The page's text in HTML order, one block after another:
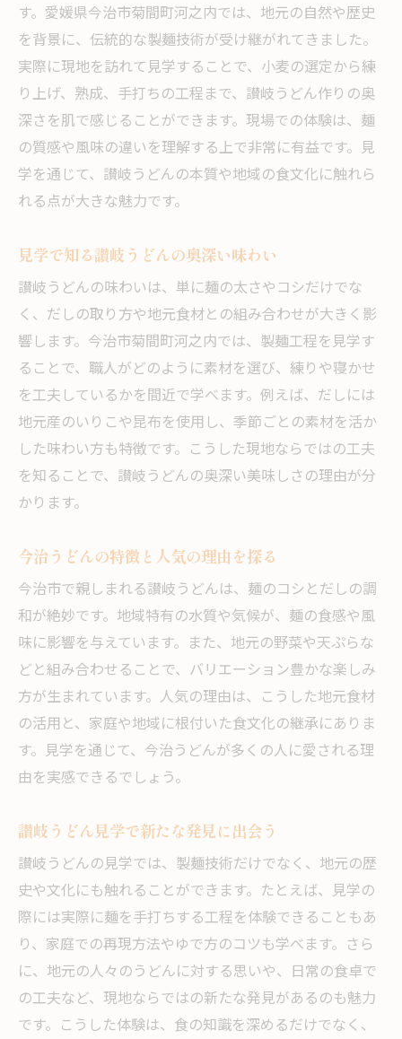
今治讃岐うどんの奥深さを現地で知る
地元食材と讃岐うどんの絶妙な組み合わせ
見学を通じて知るうどん人気の背景
河之内で楽しむ讃岐うどんの魅力
地元に根付く讃岐うどん文化を体感
今治市の讃岐うどん文化を見学で理解
地域で育まれた讃岐うどんの伝統
讃岐うどんが今治市に根付く理由を考える
セルフうどんのスタイルも現地で体験
見学で感じる今治讃岐うどんの誇り
讃岐うどん見学なら河之内がおすすめ
河之内で讃岐うどん見学を満喫する方法
見学体験でわかる讃岐うどんの魅力
今治市でおすすめする讃岐うどんの理由
讃岐うどんファンに河之内が選ばれる理由
見学を通じて知る讃岐うどんの伝統
見学で学ぶ讃岐うどんの伝統製法
今治市で感じるうどん作りの歴史
讃岐うどん文化の奥深さを見学で体験
地域に伝わるうどん作りのこだわり
見学で知る讃岐うどんの受け継がれる味
今治の伝統を讃岐うどんで感じる
今治市で体験する製麺の現場と食文化
製麺所見学で知るうどんの作り方
讃岐うどんの食文化を現場で学ぶ
地域で培われたうどん作りの技術
今治うどんの現場で出会う驚き
見学で深まる讃岐うどんへの理解
讃岐うどんの作り方と地域の工夫を探る
讃岐うどん作りの工程を見学で解説
す。愛媛県今治市菊間町河之内では、地元の自然や歴史
を背景に、伝統的な製麺技術が受け継がれてきました。
実際に現地を訪れて見学することで、小麦の選定から練
り上げ、熟成、手打ちの工程まで、讃岐うどん作りの奥
深さを肌で感じることができます。現場での体験は、麺
の質感や風味の違いを理解する上で非常に有益です。見
学を通じて、讃岐うどんの本質や地域の食文化に触れら
れる点が大きな魅力です。
見学で知る讃岐うどんの奥深い味わい
讃岐うどんの味わいは、単に麺の太さやコシだけでな
く、だしの取り方や地元食材との組み合わせが大きく影
響します。今治市菊間町河之内では、製麺工程を見学す
ることで、職人がどのように素材を選び、練りや寝かせ
を工夫しているかを間近で学べます。例えば、だしには
地元産のいりこや昆布を使用し、季節ごとの素材を活か
した味わい方も特徴です。こうした現地ならではの工夫
を知ることで、讃岐うどんの奥深い美味しさの理由が分
かります。
今治うどんの特徴と人気の理由を探る
今治市で親しまれる讃岐うどんは、麺のコシとだしの調
和が絶妙です。地域特有の水質や気候が、麺の食感や風
味に影響を与えています。また、地元の野菜や天ぷらな
どと組み合わせることで、バリエーション豊かな楽しみ
方が生まれています。人気の理由は、こうした地元食材
の活用と、家庭や地域に根付いた食文化の継承にありま
す。見学を通じて、今治うどんが多くの人に愛される理
由を実感できるでしょう。
讃岐うどん見学で新たな発見に出会う
讃岐うどんの見学では、製麺技術だけでなく、地元の歴
史や文化にも触れることができます。たとえば、見学の
際には実際に麺を手打ちする工程を体験できることもあ
り、家庭での再現方法やゆで方のコツも学べます。さら
に、地元の人々のうどんに対する思いや、日常の食卓で
の工夫など、現地ならではの新たな発見があるのも魅力
です。こうした体験は、食の知識を深めるだけでなく、